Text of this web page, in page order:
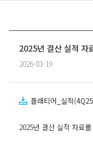
2025년 결산 실적 자
2026-03-19
플래티어_실적
2025년 결산 실적 자료